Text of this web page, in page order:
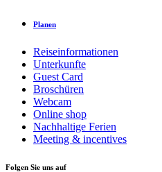
Planen
Reiseinformationen
Unterkunfte
Guest Card
Broschüren
Webcam
Online shop
Nachhaltige Ferien
Meeting & incentives
Folgen Sie uns auf